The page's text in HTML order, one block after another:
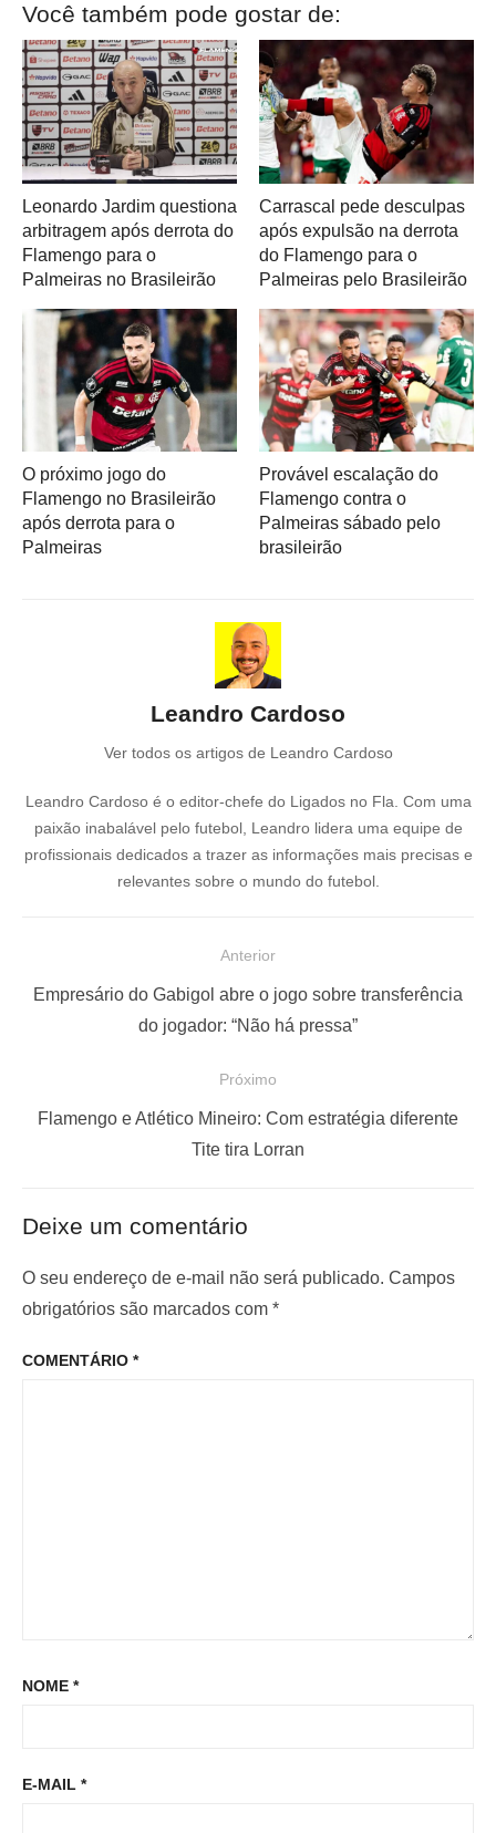
Você também pode gostar de:
Leonardo Jardim questiona
arbitragem após derrota do
Flamengo para o
Palmeiras no Brasileirão
Carrascal pede desculpas
após expulsão na derrota
do Flamengo para o
Palmeiras pelo Brasileirão
O próximo jogo do
Flamengo no Brasileirão
após derrota para o
Palmeiras
Provável escalação do
Flamengo contra o
Palmeiras sábado pelo
brasileirão
Leandro Cardoso
Ver todos os artigos de Leandro Cardoso
Leandro Cardoso é o editor-chefe do Ligados no Fla. Com uma
paixão inabalável pelo futebol, Leandro lidera uma equipe de
profissionais dedicados a trazer as informações mais precisas e
relevantes sobre o mundo do futebol.
a
o
e
P
o
Anterior
P
a
i
o
:
Empresário do Gabigol abre o jogo sobre transferência
do jogador: “Não há pressa”
Próximo
P
m
o
o
Flamengo e Atlético Mineiro: Com estratégia diferente
Tite tira Lorran
Deixe um comentário
O seu endereço de e-mail não será publicado. Campos
obrigatórios são marcados com *
COMENTÁRIO *
NOME *
E-MAIL *